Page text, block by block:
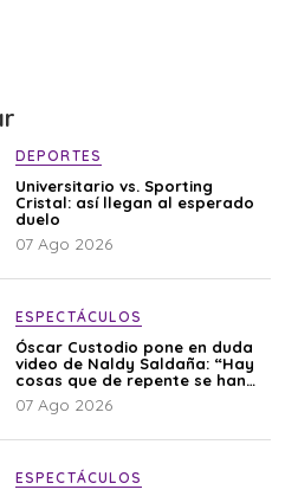
DEPORTES
Universitario vs. Sporting
Cristal: así llegan al esperado
duelo
07 Ago 2026
ESPECTÁCULOS
Óscar Custodio pone en duda
video de Naldy Saldaña: “Hay
cosas que de repente se han
editado”
07 Ago 2026
ESPECTÁCULOS